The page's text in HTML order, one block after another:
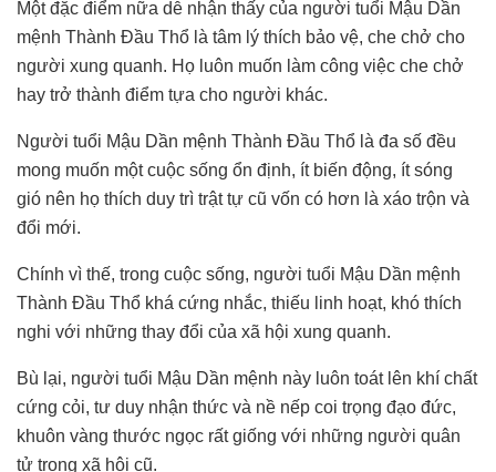
Một đặc điểm nữa dễ nhận thấy của người tuổi Mậu Dần
mệnh Thành Đầu Thổ là tâm lý thích bảo vệ, che chở cho
người xung quanh. Họ luôn muốn làm công việc che chở
hay trở thành điểm tựa cho người khác.
Người tuổi Mậu Dần mệnh Thành Đầu Thổ là đa số đều
mong muốn một cuộc sống ổn định, ít biến động, ít sóng
gió nên họ thích duy trì trật tự cũ vốn có hơn là xáo trộn và
đổi mới.
Chính vì thế, trong cuộc sống, người tuổi Mậu Dần mệnh
Thành Đầu Thổ khá cứng nhắc, thiếu linh hoạt, khó thích
nghi với những thay đổi của xã hội xung quanh.
Bù lại, người tuổi Mậu Dần mệnh này luôn toát lên khí chất
cứng cỏi, tư duy nhận thức và nề nếp coi trọng đạo đức,
khuôn vàng thước ngọc rất giống với những người quân
tử trong xã hội cũ.